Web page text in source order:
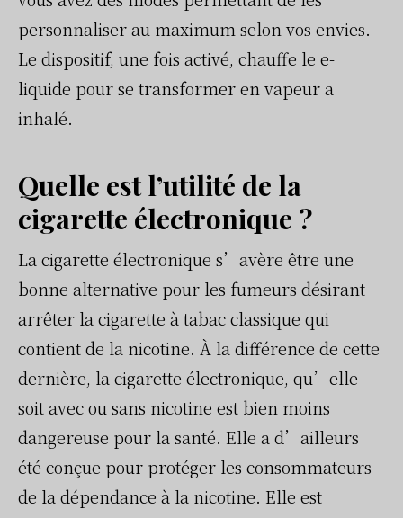
personnaliser au maximum selon vos envies.
Le dispositif, une fois activé, chauffe le e-
liquide pour se transformer en vapeur a
inhalé.
Quelle est l’utilité de la
cigarette électronique ?
La cigarette électronique s’avère être une
bonne alternative pour les fumeurs désirant
arrêter la cigarette à tabac classique qui
contient de la nicotine. À la différence de cette
dernière, la cigarette électronique, qu’elle
soit avec ou sans nicotine est bien moins
dangereuse pour la santé. Elle a d’ailleurs
été conçue pour protéger les consommateurs
de la dépendance à la nicotine. Elle est